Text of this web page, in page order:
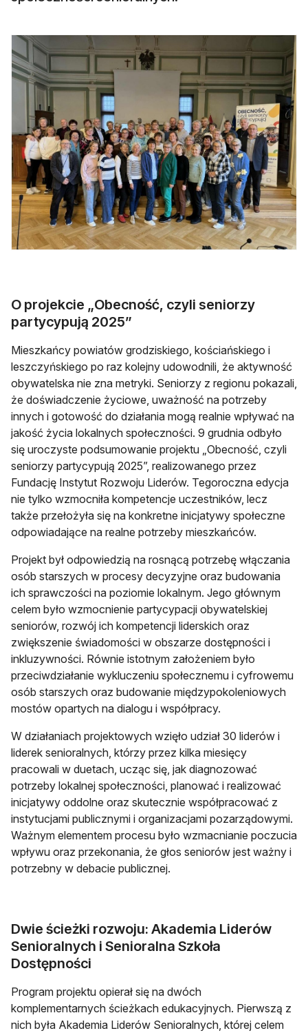
O projekcie „Obecność, czyli seniorzy
partycypują 2025”
Mieszkańcy powiatów grodziskiego, kościańskiego i
leszczyńskiego po raz kolejny udowodnili, że aktywność
obywatelska nie zna metryki. Seniorzy z regionu pokazali,
że doświadczenie życiowe, uważność na potrzeby
innych i gotowość do działania mogą realnie wpływać na
jakość życia lokalnych społeczności. 9 grudnia odbyło
się uroczyste podsumowanie projektu „Obecność, czyli
seniorzy partycypują 2025”, realizowanego przez
Fundację Instytut Rozwoju Liderów. Tegoroczna edycja
nie tylko wzmocniła kompetencje uczestników, lecz
także przełożyła się na konkretne inicjatywy społeczne
odpowiadające na realne potrzeby mieszkańców.
Projekt był odpowiedzią na rosnącą potrzebę włączania
osób starszych w procesy decyzyjne oraz budowania
ich sprawczości na poziomie lokalnym. Jego głównym
celem było wzmocnienie partycypacji obywatelskiej
seniorów, rozwój ich kompetencji liderskich oraz
zwiększenie świadomości w obszarze dostępności i
inkluzywności. Równie istotnym założeniem było
przeciwdziałanie wykluczeniu społecznemu i cyfrowemu
osób starszych oraz budowanie międzypokoleniowych
mostów opartych na dialogu i współpracy.
W działaniach projektowych wzięło udział 30 liderów i
liderek senioralnych, którzy przez kilka miesięcy
pracowali w duetach, ucząc się, jak diagnozować
potrzeby lokalnej społeczności, planować i realizować
inicjatywy oddolne oraz skutecznie współpracować z
instytucjami publicznymi i organizacjami pozarządowymi.
Ważnym elementem procesu było wzmacnianie poczucia
wpływu oraz przekonania, że głos seniorów jest ważny i
potrzebny w debacie publicznej.
Dwie ścieżki rozwoju: Akademia Liderów
Senioralnych i Senioralna Szkoła
Dostępności
Program projektu opierał się na dwóch
komplementarnych ścieżkach edukacyjnych. Pierwszą z
nich była Akademia Liderów Senioralnych, której celem